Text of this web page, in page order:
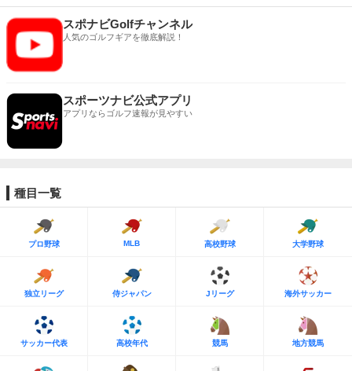
スポナビGolfチャンネル
人気のゴルフギアを徹底解説！
スポーツナビ公式アプリ
アプリならゴルフ速報が見やすい
種目一覧
プロ野球 MLB 高校野球 大学野球
独立リーグ 侍ジャパン Jリーグ 海外サッカー
サッカー代表 高校年代 競馬 地方競馬